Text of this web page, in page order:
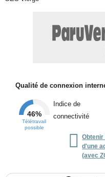
Qualité de connexion
46%
Télétravail
possible
Indice de
connectivité

d'une
(avec